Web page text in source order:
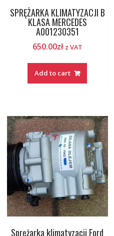
SPRĘŻARKA KLIMATYZACJI B
KLASA MERCEDES
A001230351
650.00zł z VAT
Add to cart
Sprężarka klimatyzacji Ford